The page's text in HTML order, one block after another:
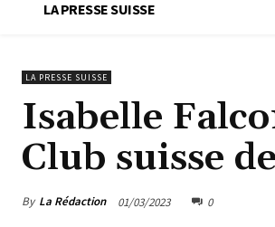
LA PRESSE SUISSE
LA PRESSE SUISSE
Isabelle
Club suisse
By La Rédaction 01/03/2023 0